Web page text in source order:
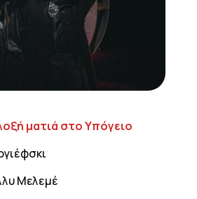
ματιά στο Υπόγειο
Μελεμέ